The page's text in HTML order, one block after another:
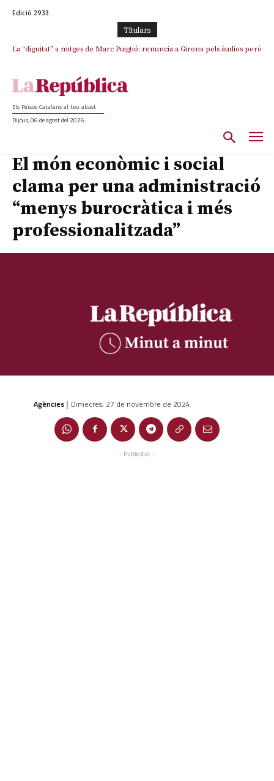
Edició 2933
TItulars
La “dignitat” a mitges de Marc Puigtió: renuncia a Girona pels àudios però
Junts exigeix que Catalunya quedi “fora” del repartiment dels menors
Els Països Catalans al teu abast
Dijous, 06 de agost del 2026
El món econòmic i social
clama per una administració
“menys burocràtica i més
professionalitzada”
Agències | Dimecres, 27 de novembre de 2024
- Publicitat -